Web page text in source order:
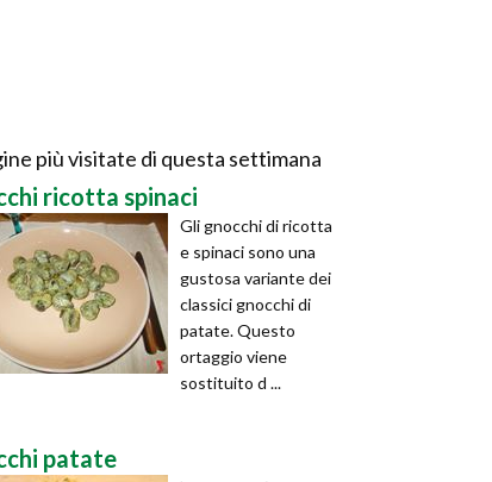
più visitate di questa settimana
ricotta spinaci
Gli gnocchi di ricotta
e spinaci sono una
gustosa variante dei
classici gnocchi di
patate. Questo
ortaggio viene
sostituito d ...
patate